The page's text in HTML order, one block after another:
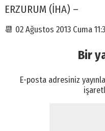
ERZURUM (İHA) –
📆 02 Ağustos 2013 Cuma
Bir
E-posta adresiniz